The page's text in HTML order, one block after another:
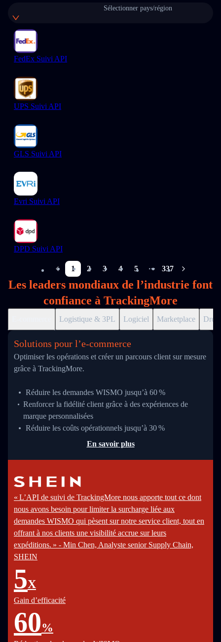
Sélectionner pays/région
FedEx Suivi API
UPS Suivi API
GLS Suivi API
Evri Suivi API
DPD Suivi API
1 2 3 4 5
More pages
337
Les leaders mondiaux de l’industrie font
confiance à TrackingMore
Logistique & 3PL Logiciel Marketplace
Solutions pour l’e‑commerce
Optimiser les opérations et créer un parcours client sur mesure
grâce à TrackingMore.
Réduire les demandes WISMO jusqu’à 60 %
Renforcer la fidélité client grâce à des expériences de
marque personnalisées
Réduire les coûts opérationnels jusqu’à 30 %
En savoir plus
« L’API de suivi de TrackingMore nous apporte tout ce dont
nous avons besoin pour limiter la surcharge liée aux
demandes WISMO qui pèsent sur notre service client, tout en
offrant à nos clients une visibilité accrue sur leurs
expéditions. » - Min Chen, Analyste senior Supply Chain,
SHEIN
5X
Gain d’efficacité
60%